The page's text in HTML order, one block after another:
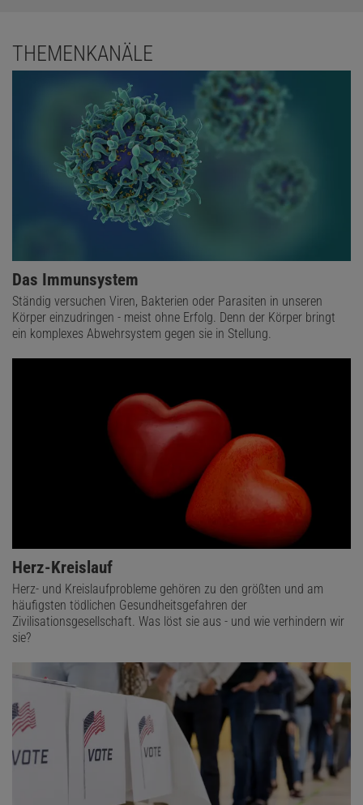
THEMENKANÄLE
Das Immunsystem
Ständig versuchen Viren, Bakterien oder Parasiten in unseren
Körper einzudringen - meist ohne Erfolg. Denn der Körper bringt
ein komplexes Abwehrsystem gegen sie in Stellung.
Herz-Kreislauf
Herz- und Kreislaufprobleme gehören zu den größten und am
häufigsten tödlichen Gesundheitsgefahren der
Zivilisationsgesellschaft. Was löst sie aus - und wie verhindern wir
sie?